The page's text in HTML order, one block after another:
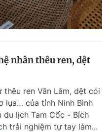
nhân thêu ren, dệt
ren Văn Lâm, dệt cói
lụa… của tỉnh Ninh Bình
lịch Tam Cốc - Bích
trải nghiệm tự tay làm...